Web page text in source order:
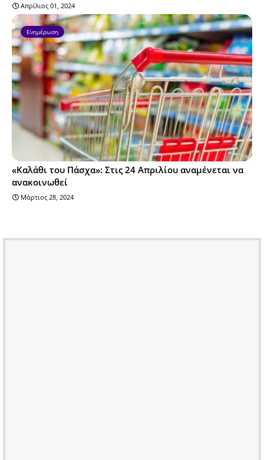
Απρίλιος 01, 2024
Ενημέρωση
«Καλάθι του Πάσχα»: Στις 24 Απριλίου αναμένεται να
ανακοινωθεί
Μάρτιος 28, 2024